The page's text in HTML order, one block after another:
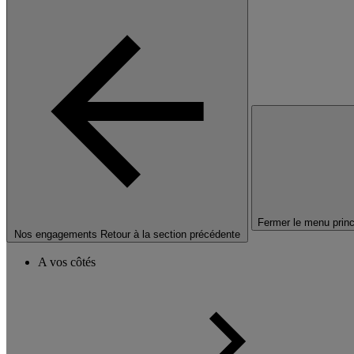
Nos engagements Retour à la section précédente
Fermer le menu
A vos côtés